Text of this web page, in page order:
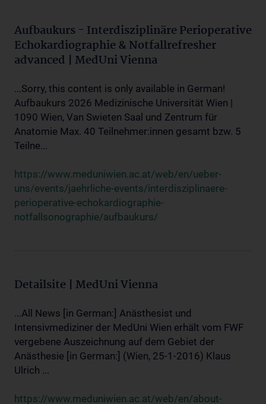
Aufbaukurs - Interdisziplinäre Perioperative
Echokardiographie & Notfallrefresher
advanced | MedUni Vienna
...Sorry, this content is only available in German!
Aufbaukurs 2026 Medizinische Universität Wien |
1090 Wien, Van Swieten Saal und Zentrum für
Anatomie Max. 40 Teilnehmer:innen gesamt bzw. 5
Teilne...
https://www.meduniwien.ac.at/web/en/ueber-
uns/events/jaehrliche-events/interdisziplinaere-
perioperative-echokardiographie-
notfallsonographie/aufbaukurs/
Detailsite | MedUni Vienna
...All News [in German:] Anästhesist und
Intensivmediziner der MedUni Wien erhält vom FWF
vergebene Auszeichnung auf dem Gebiet der
Anästhesie [in German:] (Wien, 25-1-2016) Klaus
Ulrich ...
https://www.meduniwien.ac.at/web/en/about-